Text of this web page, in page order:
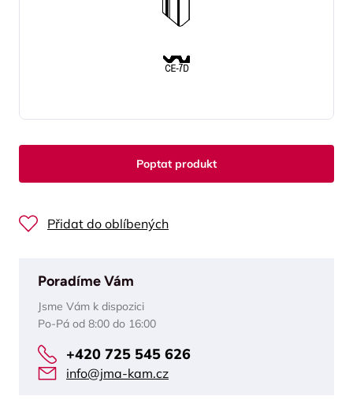
Poptat produkt
Přidat do oblíbených
Poradíme Vám
Jsme Vám k dispozici
Po-Pá od 8:00 do 16:00
+420 725 545 626
info@jma-kam.cz